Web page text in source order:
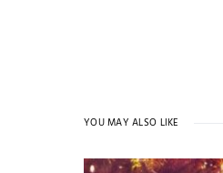
YOU MAY ALSO LIKE